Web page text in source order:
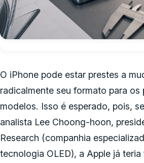
O iPhone pode estar prestes a
radicalmente seu formato para os
modelos. Isso é esperado, pois,
analista Lee Choong-hoon,
Research (companhia
tecnologia OLED), a Apple já